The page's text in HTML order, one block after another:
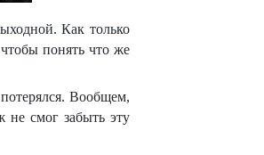
Как только
понять что же
Вообщем,
смог забыть эту